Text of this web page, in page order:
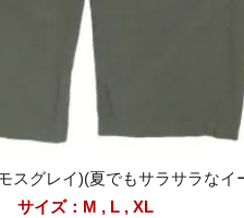
スグレイ)(夏でもサラサラなイ
サイズ：M , L , XL